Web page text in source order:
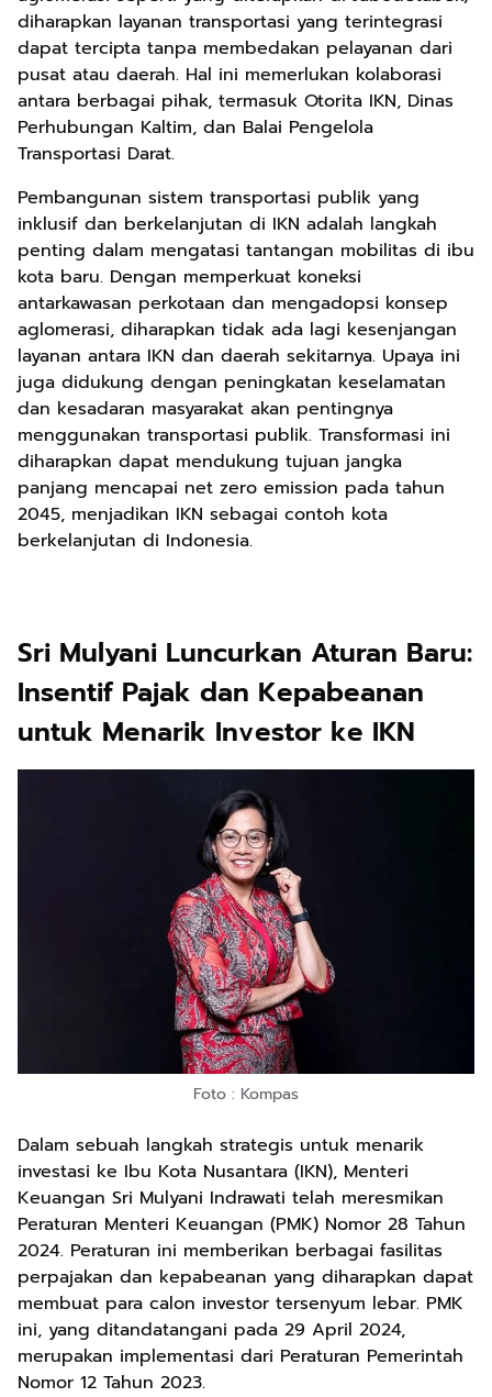
diharapkan layanan transportasi yang terintegrasi
dapat tercipta tanpa membedakan pelayanan dari
pusat atau daerah. Hal ini memerlukan kolaborasi
antara berbagai pihak, termasuk Otorita IKN, Dinas
Perhubungan Kaltim, dan Balai Pengelola
Transportasi Darat.
Pembangunan sistem transportasi publik yang
inklusif dan berkelanjutan di IKN adalah langkah
penting dalam mengatasi tantangan mobilitas di ibu
kota baru. Dengan memperkuat koneksi
antarkawasan perkotaan dan mengadopsi konsep
aglomerasi, diharapkan tidak ada lagi kesenjangan
layanan antara IKN dan daerah sekitarnya. Upaya ini
juga didukung dengan peningkatan keselamatan
dan kesadaran masyarakat akan pentingnya
menggunakan transportasi publik. Transformasi ini
diharapkan dapat mendukung tujuan jangka
panjang mencapai net zero emission pada tahun
2045, menjadikan IKN sebagai contoh kota
berkelanjutan di Indonesia.
Sri Mulyani Luncurkan Aturan Baru:
Insentif Pajak dan Kepabeanan
untuk Menarik Investor ke IKN
Foto : Kompas
Dalam sebuah langkah strategis untuk menarik
investasi ke Ibu Kota Nusantara (IKN), Menteri
Keuangan Sri Mulyani Indrawati telah meresmikan
Peraturan Menteri Keuangan (PMK) Nomor 28 Tahun
2024. Peraturan ini memberikan berbagai fasilitas
perpajakan dan kepabeanan yang diharapkan dapat
membuat para calon investor tersenyum lebar. PMK
ini, yang ditandatangani pada 29 April 2024,
merupakan implementasi dari Peraturan Pemerintah
Nomor 12 Tahun 2023.